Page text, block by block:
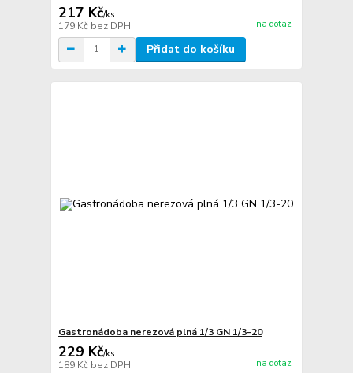
217 Kč/ks
179 Kč bez DPH na dotaz
Přidat do košíku
Gastronádoba nerezová plná 1/3 GN 1/3-20
229 Kč/ks
189 Kč bez DPH na dotaz